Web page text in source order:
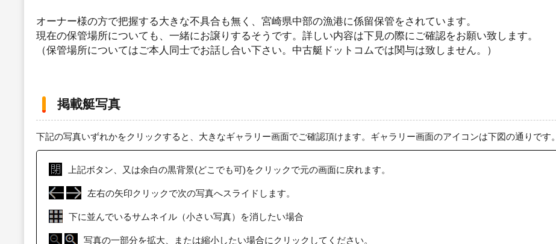
オーナー様の方で把握する大きな不具合も無く、宮崎県中部の漁港に係留保管をされています。
現在の保管場所についても、一緒にお譲りするそうです。詳しい内容は下見の際にご確認をお願い致します。
（保管場所についてはご本人同士でお話し合い下さい。中古艇ドットコムでは関与は致しません。）
掲載艇写真
下記の写真いずれかをクリックすると、大きなギャラリー画面でご確認頂けます。ギャラリー画面のアイコンは下図の通りです。
上記ボタン、又は余白の黒背景(どこでも可)をクリックで元の画面に戻れます。
左右の矢印クリックで次の写真へスライドします。
下に並んでいるサムネイル（小さい写真）を消したい場合
写真の一部分を拡大、または縮小したい場合にクリックしてください。